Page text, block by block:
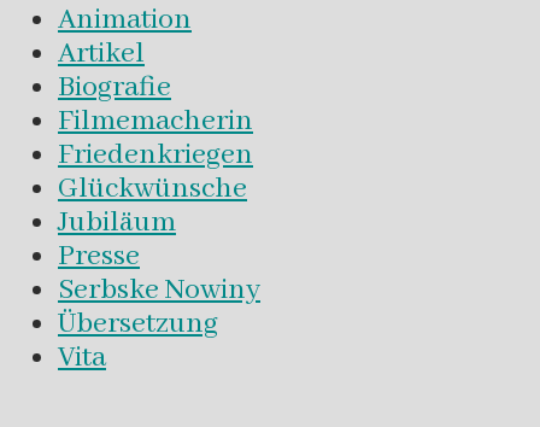
Animation
Artikel
Biografie
Filmemacherin
Friedenkriegen
Glückwünsche
Jubiläum
Presse
Serbske Nowiny
Übersetzung
Vita